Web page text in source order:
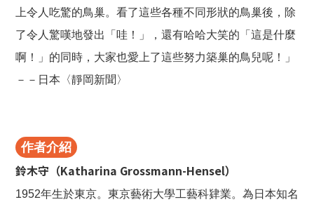
上令人吃驚的鳥巢。看了這些各種不同形狀的鳥巢後，除
了令人驚嘆地發出「哇！」，還有哈哈大笑的「這是什麼
啊！」的同時，大家也愛上了這些努力築巢的鳥兒呢！」
－－日本〈靜岡新聞〉
作者介紹
鈴木守（Katharina Grossmann-Hensel）
1952年生於東京。東京藝術大學工藝科肄業。為日本知名